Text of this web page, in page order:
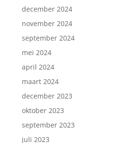
december 2024
november 2024
september 2024
mei 2024
april 2024
maart 2024
december 2023
oktober 2023
september 2023
juli 2023